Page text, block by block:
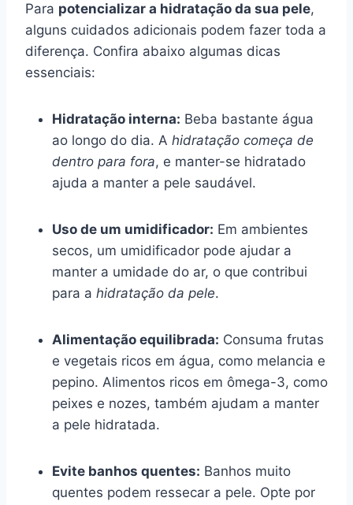
Para potencializar a hidratação da sua pele,
alguns cuidados adicionais podem fazer toda a
diferença. Confira abaixo algumas dicas
essenciais:
Hidratação interna: Beba bastante água
ao longo do dia. A hidratação começa de
dentro para fora, e manter-se hidratado
ajuda a manter a pele saudável.
Uso de um umidificador: Em ambientes
secos, um umidificador pode ajudar a
manter a umidade do ar, o que contribui
para a hidratação da pele.
Alimentação equilibrada: Consuma frutas
e vegetais ricos em água, como melancia e
pepino. Alimentos ricos em ômega-3, como
peixes e nozes, também ajudam a manter
a pele hidratada.
Evite banhos quentes: Banhos muito
quentes podem ressecar a pele. Opte por